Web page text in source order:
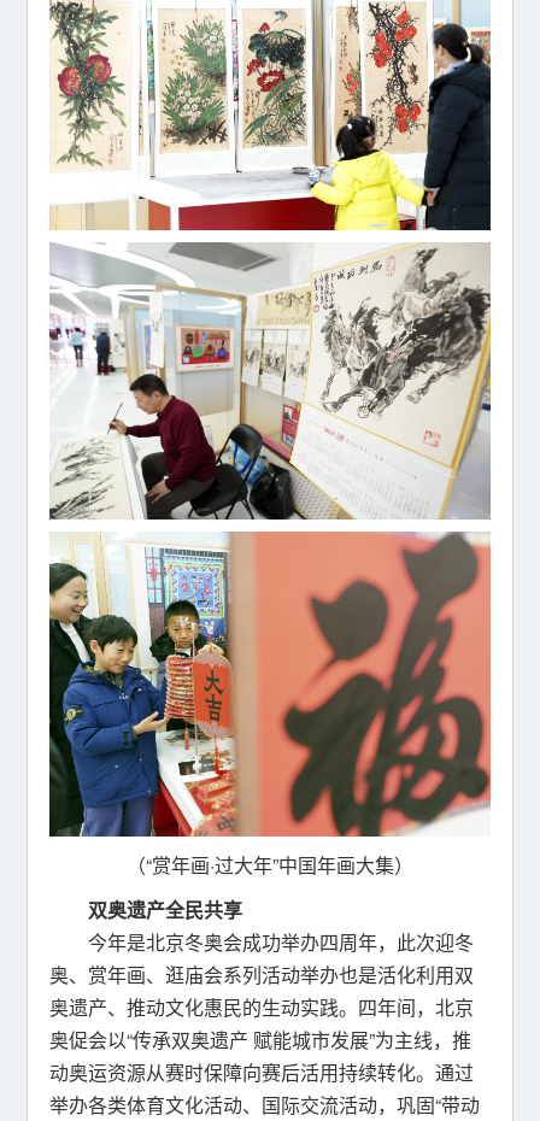
（“赏年画·过大年”中国年画大集）
双奥遗产全民共享
今年是北京冬奥会成功举办四周年，此次迎冬
奥、赏年画、逛庙会系列活动举办也是活化利用双
奥遗产、推动文化惠民的生动实践。四年间，北京
奥促会以“传承双奥遗产 赋能城市发展”为主线，推
动奥运资源从赛时保障向赛后活用持续转化。通过
举办各类体育文化活动、国际交流活动，巩固“带动